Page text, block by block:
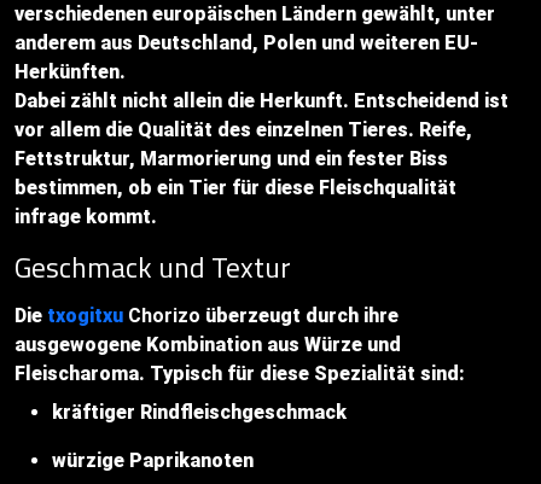
verschiedenen europäischen Ländern gewählt, unter
anderem aus Deutschland, Polen und weiteren EU-
Herkünften.
Dabei zählt nicht allein die Herkunft. Entscheidend ist
vor allem die Qualität des einzelnen Tieres. Reife,
Fettstruktur, Marmorierung und ein fester Biss
bestimmen, ob ein Tier für diese Fleischqualität
infrage kommt.
Geschmack und Textur
Die txogitxu Chorizo überzeugt durch ihre
ausgewogene Kombination aus Würze und
Fleischaroma. Typisch für diese Spezialität sind:
kräftiger Rindfleischgeschmack
würzige Paprikanoten